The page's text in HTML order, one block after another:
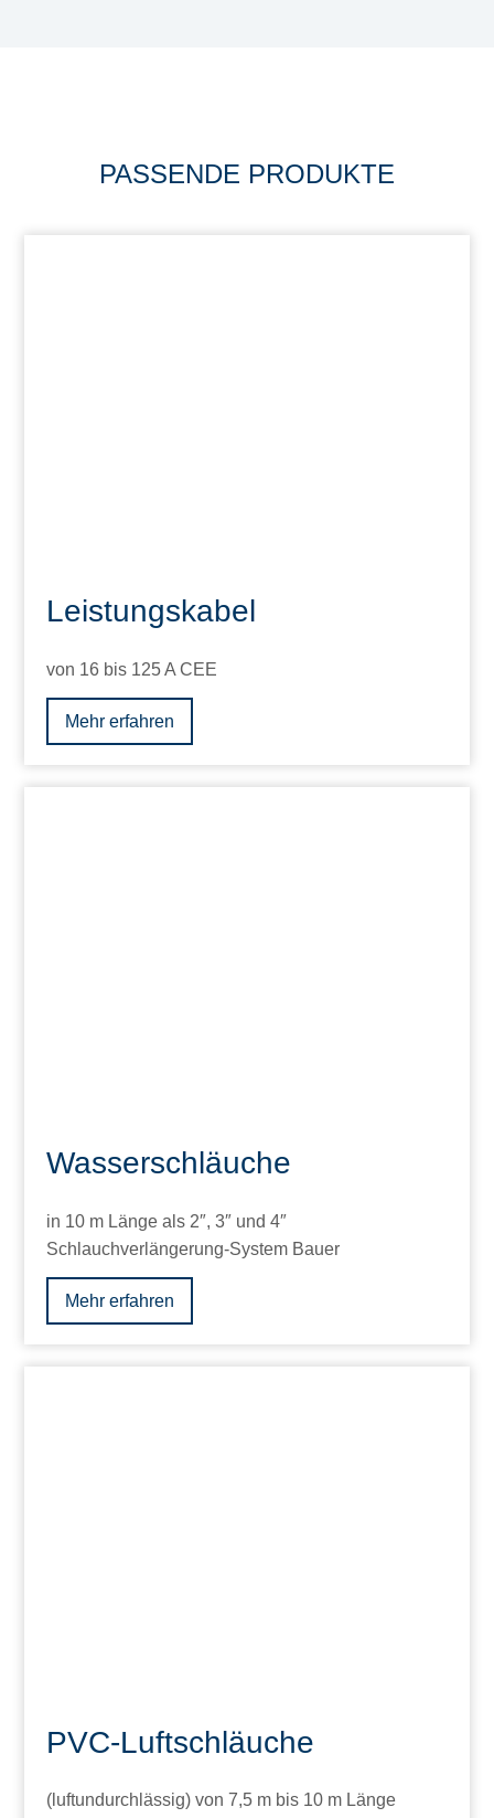
PASSENDE PRODUKTE
Leistungskabel
von 16 bis 125 A CEE
Mehr erfahren
Wasserschläuche
in 10 m Länge als 2″, 3″ und 4″
Schlauchverlängerung-System Bauer
Mehr erfahren
PVC-Luftschläuche
(luftundurchlässig) von 7,5 m bis 10 m Länge